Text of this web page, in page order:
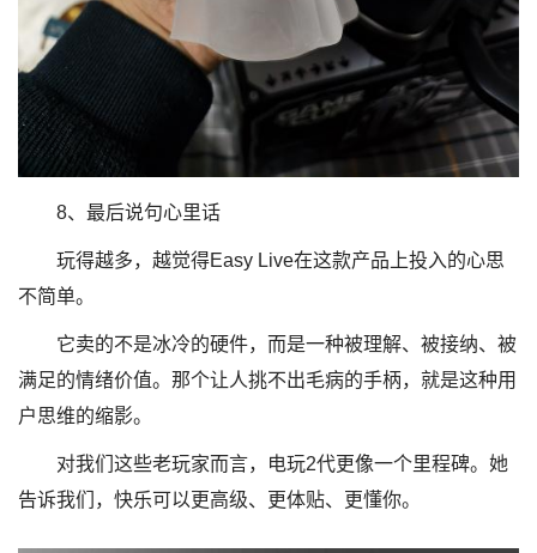
8、最后说句心里话
玩得越多，越觉得Easy Live在这款产品上投入的心思
不简单。
它卖的不是冰冷的硬件，而是一种被理解、被接纳、被
满足的情绪价值。那个让人挑不出毛病的手柄，就是这种用
户思维的缩影。
对我们这些老玩家而言，电玩2代更像一个里程碑。她
告诉我们，快乐可以更高级、更体贴、更懂你。